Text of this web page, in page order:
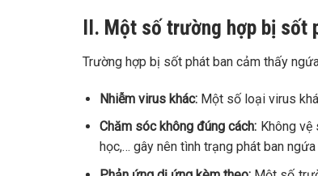
II. Một số trường hợp bị sốt
Trường hợp bị sốt phát ban cảm thấy
Nhiễm virus khác:Một số loại virus
Chăm sóc không đúng cách: Không
học,… gây nên tình trạng phát ban